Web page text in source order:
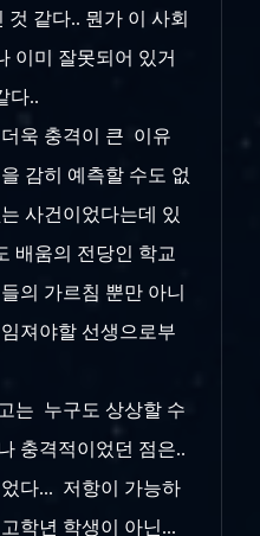
것 같다.. 뭔가 이 사회
이미 잘못되어 있거
다..
욱 충격이 큰 이유
감히 예측할 수도 없
사건이었다는데 있
배움의 전당인 학교
의 가르침 뿐만 아니
져야할 선생으로부
는 누구도 상상할 수
충격적이었던 점은..
다... 저항이 가능하
학년 학생이 아닌...